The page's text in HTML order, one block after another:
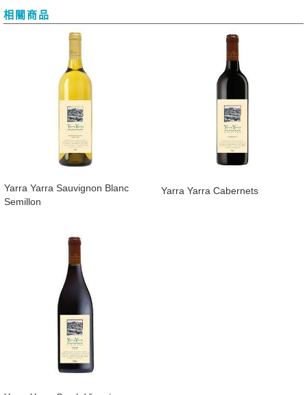
相關商品
​Yarra Yarra Sauvignon Blanc
Semillon
Yarra Yarra Cabernets